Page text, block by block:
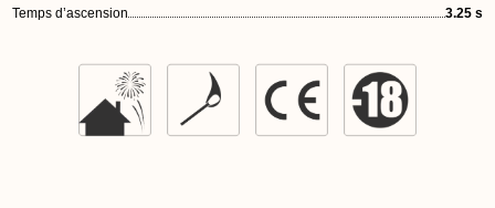
Temps d’ascension
3.25 s